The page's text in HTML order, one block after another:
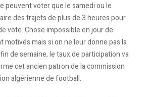
peuvent voter que le samedi ou le
des trajets de plus de 3 heures pour
vote. Chose impossible en jour de
motivés mais si on ne leur donne pas la
de semaine, le taux de participation va
cet ancien patron de la commission
algérienne de football.